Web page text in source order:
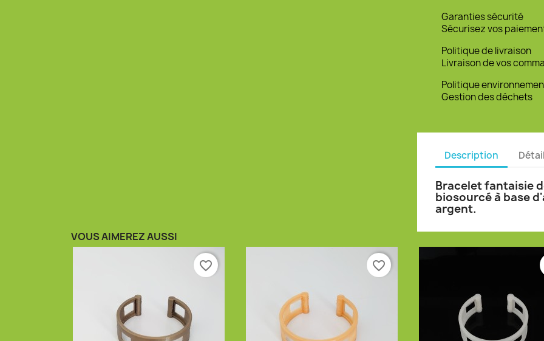
Garanties sécurité
Sécurisez vos
Politique de livraison
Livraison de vos
Politique
Gestion des déchets
Description
Bracelet fantaisie
biosourcé à base
argent.
VOUS AIMEREZ AUSSI
favorite_border favorite_border